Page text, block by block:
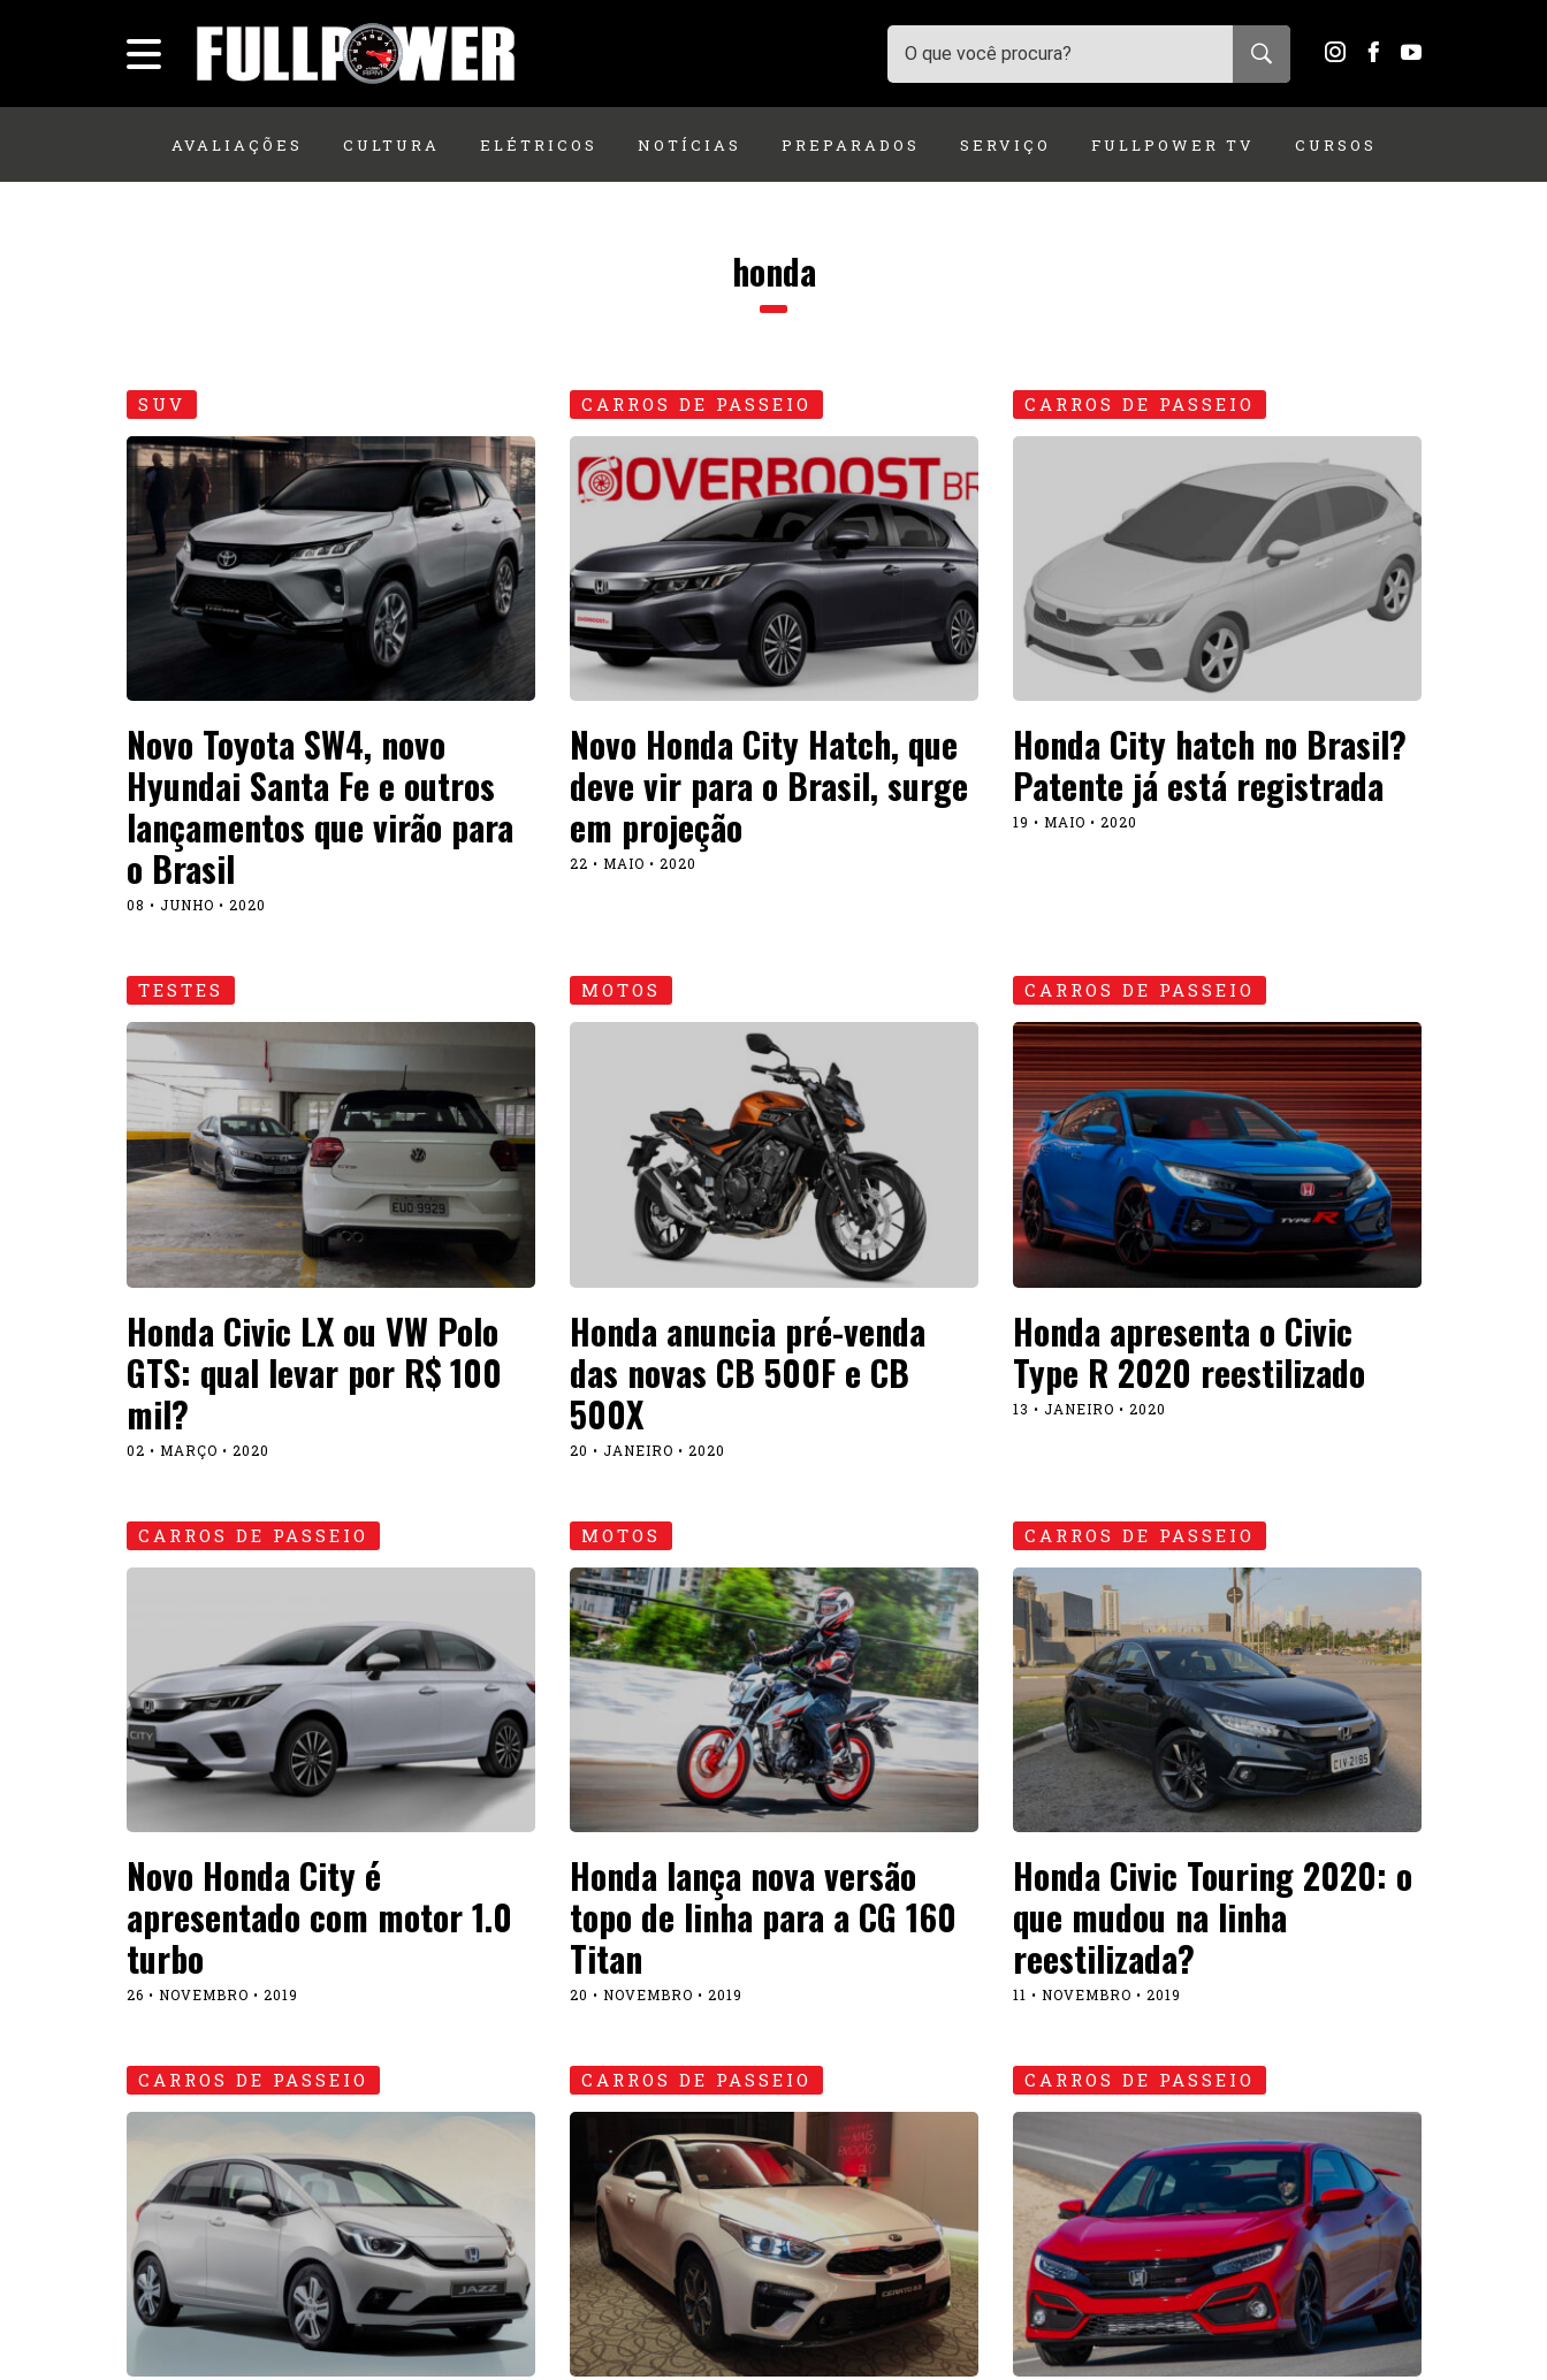
AVALIAÇÕES CULTURA ELÉTRICOS NOTÍCIAS PREPARADOS SERVIÇO FULLPOWER TV CURSOS
honda
SUV
Novo Toyota SW4, novo
Hyundai Santa Fe e outros
lançamentos que virão para
o Brasil
08 • JUNHO • 2020
CARROS DE PASSEIO
Novo Honda City Hatch, que
deve vir para o Brasil, surge
em projeção
22 • MAIO • 2020
CARROS DE PASSEIO
Honda City hatch no Brasil?
Patente já está registrada
19 • MAIO • 2020
TESTES
Honda Civic LX ou VW Polo
GTS: qual levar por R$ 100
mil?
02 • MARÇO • 2020
MOTOS
Honda anuncia pré-venda
das novas CB 500F e CB
500X
20 • JANEIRO • 2020
CARROS DE PASSEIO
Honda apresenta o Civic
Type R 2020 reestilizado
13 • JANEIRO • 2020
CARROS DE PASSEIO
Novo Honda City é
apresentado com motor 1.0
turbo
26 • NOVEMBRO • 2019
MOTOS
Honda lança nova versão
topo de linha para a CG 160
Titan
20 • NOVEMBRO • 2019
CARROS DE PASSEIO
Honda Civic Touring 2020: o
que mudou na linha
reestilizada?
11 • NOVEMBRO • 2019
CARROS DE PASSEIO CARROS DE PASSEIO CARROS DE PASSEIO